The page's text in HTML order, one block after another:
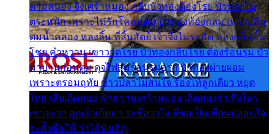
ตามสนอง จึงเศร้าหมอง กลีบบัวทองต้องโรย บัวทองไม่
ตระหนัก เพราะไม่รักโคลนตม บัวทองท้องกลม เพราะลืม
ตมน้ำคลอง หลงลิ้น ที่สิ้นสัตย์ เจ้าจึงไม่ระมัด หลงกลิ่นลิ้น
โชย คำหวาน เขาวาดโรย บัวทองกลีบโรย ต้องร้อนรุม บัว
มาบานก่อนตูม ดุจไฟสุมร้อนรุมอุรา บัวทองผ่ายผอม
เพราะตรอมฤทัย ข้าวปลาไม่สนใจ ร้องไห้ลูกเดียว หยุด
โศก เสียเถิดทอง พักความเศร้าหมอง เถิดทองจ๋า ถึงใคร
เขาจะว่า ลูกเจ้าเกิดมา จะชื่อว่าไง พี่ขอเป็นเพื่อนปลอบใจ
จะตั้งชื่อให้ ว่าไอ้บังเอิญ